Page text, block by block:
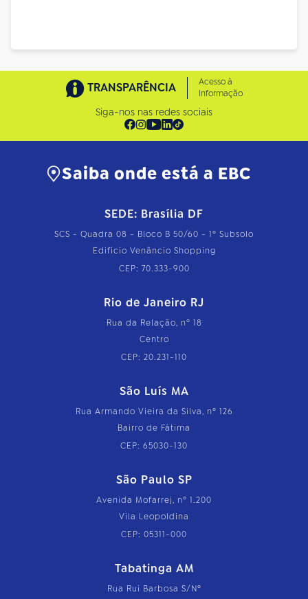
TRANSPARÊNCIA
Acesso à
Informação
Siga-nos nas redes sociais
Saiba onde está a EBC
SEDE: Brasília DF
SCS - Quadra 08 - Bloco B 50/60 - 1º Subsolo
Edifício Venâncio Shopping
CEP: 70.333-900
Rio de Janeiro RJ
Rua da Relação, nº 18
Centro
CEP: 20.231-110
São Luís MA
Rua Armando Vieira da Silva, nº 126
Bairro de Fátima
CEP: 65030-130
São Paulo SP
Avenida Mofarrej, nº 1.200
Vila Leopoldina
CEP: 05311-000
Tabatinga AM
Rua Rui Barbosa S/Nº